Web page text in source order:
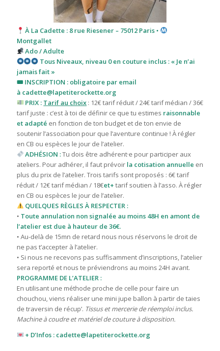
À La Cadette : 8 rue Riesener – 75012 Paris •
Montgallet
Ado / Adulte
Tous Niveaux, niveau 0 en couture inclus : « Je n’ai
jamais fait »
🎟 INSCRIPTION : obligatoire par email
à cadette@lapetiterockette.org
PRIX : Tarif au choix : 12€ tarif réduit / 24€ tarif médian / 36€
tarif juste : c’est à toi de définir ce que tu estimes raisonnable
et adapté en fonction de ton budget et de ton envie de
soutenir l’association pour que l’aventure continue ! À régler
en CB ou espèces le jour de l’atelier.
ADHÉSION :Tu dois être adhérent·e pour participer aux
ateliers. Pour adhérer, il faut prévoir la cotisation annuelle en
plus du prix de l’atelier. Trois tarifs sont proposés : 6€ tarif
réduit / 12€ tarif médian / 18€et+ tarifsoutien à l’asso. À régler
en CB ou espèces le jour de l’atelier.
QUELQUES RÈGLES À RESPECTER :
• Toute annulation non signalée au moins 48H en amont de
l’atelier est due à hauteur de 36€.
• Au-delà de 15mn de retard nous nous réservons le droit de
ne pas t’accepter à l’atelier.
• Si nous ne recevons pas suffisamment d’inscriptions, l’atelier
sera reporté et nous te préviendrons au moins 24H avant.
PROGRAMME DE L’ATELIER :
En utilisant une méthode proche de celle pour faire un
chouchou, viens réaliser une mini jupe ballon à partir de taies
de traversin de récup’. Tissus et mercerie de réemploi inclus.
Machine à coudre et matériel de couture à disposition.
+ D’Infos : cadette@lapetiterockette.org